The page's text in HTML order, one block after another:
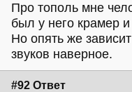
Про тополь мне
был у него крамер
Но опять же
звуков наверное.
#92 Ответ